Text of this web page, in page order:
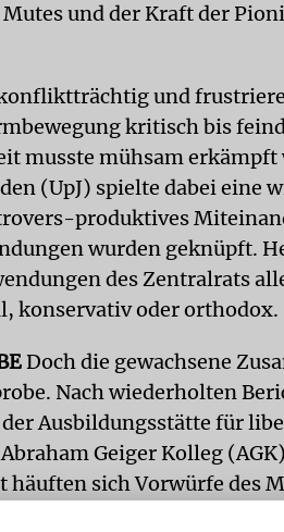
Mutes und der Kraft der
und
kritisch bis
musste mühsam erkämpft
(UpJ) spielte dabei eine
produktives
wurden geknüpft.
des Zentralrats
konservativ oder orthodox.
Doch die gewachsene
Nach wiederholten
Ausbildungsstätte für
Geiger Kolleg
häuften sich Vorwürfe des